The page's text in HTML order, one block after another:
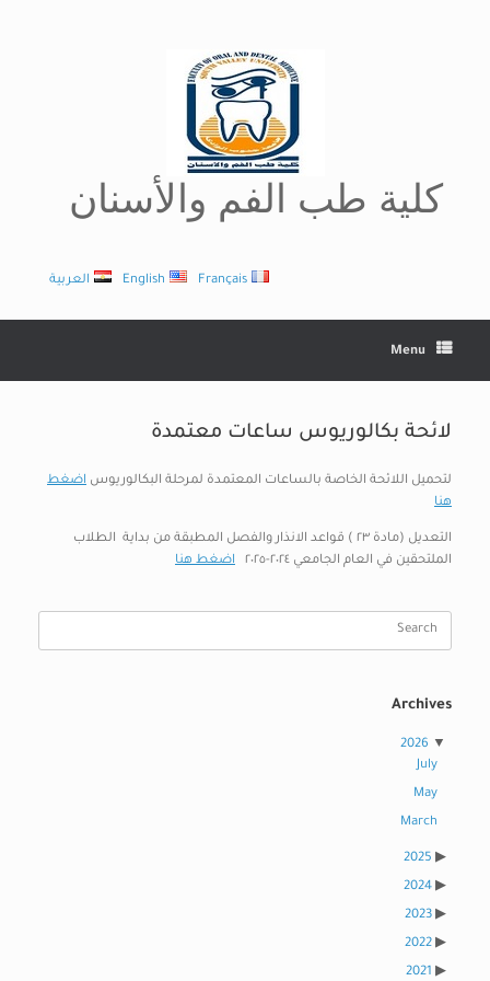
كلية طب الفم والأسنان
العربية English Français
Menu
لائحة بكالوريوس ساعات معتمدة
لتحميل اللائحة الخاصة بالساعات المعتمدة لمرحلة البكالوريوس اضغط
هنا
التعديل (مادة ٢٣ ) قواعد الانذار والفصل المطبقة من بداية الطلاب
الملتحقين في العام الجامعي ٢٠٢٤-٢٠٢٥
اضغط هنا
Archives
2026
July
May
March
2025
2024
2023
2022
2021